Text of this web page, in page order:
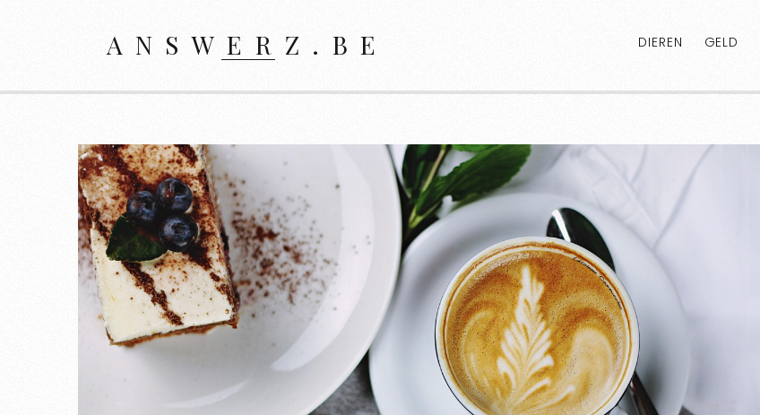
ANSWERZ.BE DIEREN GELD